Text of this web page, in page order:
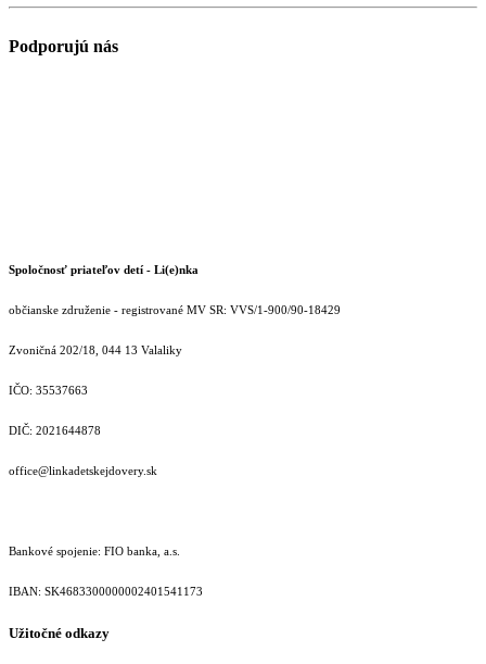
Podporujú nás
Spoločnosť priateľov detí - Li(e)nka
občianske združenie - registrované MV SR: VVS/1-900/90-18429
Zvoničná 202/18, 044 13 Valaliky
IČO: 35537663
DIČ: 2021644878
office@linkadetskejdovery.sk
Bankové spojenie: FIO banka, a.s.
IBAN: SK46833000000­02401541173
Užitočné odkazy